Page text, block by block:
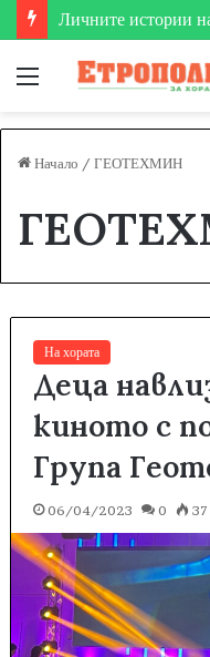
Личните истории
Меню
Начало / ГЕОТЕХМИН
На хората
Деца
киното с
Група
06/04/2023 0 37